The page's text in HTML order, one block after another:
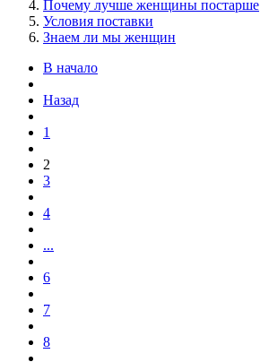
Почему лучше женщины постарше
Условия поставки
Знаем ли мы женщин
В начало
Назад
1
2
3
4
...
6
7
8